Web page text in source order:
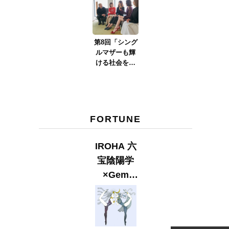
サーマクール
は間違ってい
た！ 衝撃的
な感動を受け
るエディター
石井」
第8回「シング
ルマザーも輝
ける社会を実
FORTUNE
IROHA 六
宝陰陽学
×Gem
Muse
【GLITTER
2023